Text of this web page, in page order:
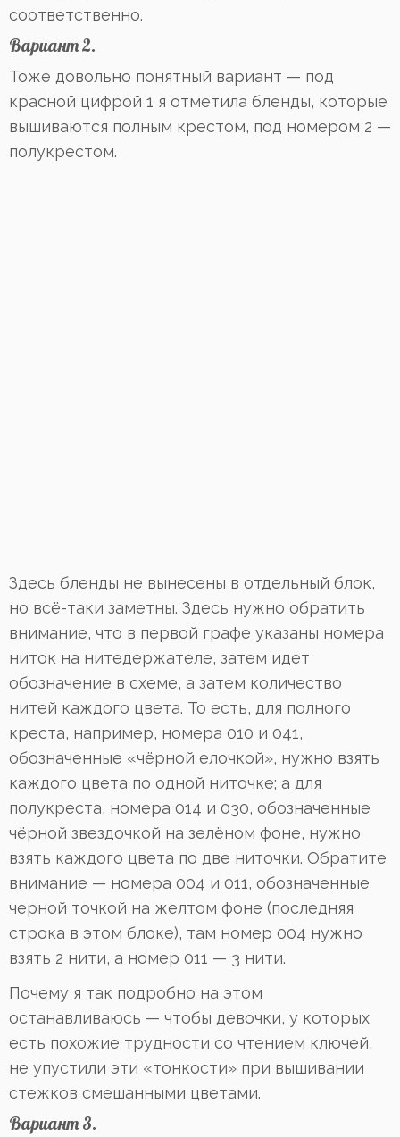
соответственно.
Вариант 2.
Тоже довольно понятный вариант — под
красной цифрой 1 я отметила бленды, которые
вышиваются полным крестом, под номером 2 —
полукрестом.
Здесь бленды не вынесены в отдельный блок,
но всё-таки заметны. Здесь нужно обратить
внимание, что в первой графе указаны номера
ниток на нитедержателе, затем идет
обозначение в схеме, а затем количество
нитей каждого цвета. То есть, для полного
креста, например, номера 010 и 041,
обозначенные «чёрной елочкой», нужно взять
каждого цвета по одной ниточке; а для
полукреста, номера 014 и 030, обозначенные
чёрной звездочкой на зелёном фоне, нужно
взять каждого цвета по две ниточки. Обратите
внимание — номера 004 и 011, обозначенные
черной точкой на желтом фоне (последняя
строка в этом блоке), там номер 004 нужно
взять 2 нити, а номер 011 — 3 нити.
Почему я так подробно на этом
останавливаюсь — чтобы девочки, у которых
есть похожие трудности со чтением ключей,
не упустили эти «тонкости» при вышивании
стежков смешанными цветами.
Вариант 3.